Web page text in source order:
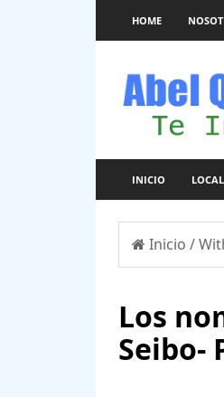
HOME
INICIO
Inicio /
Los
Seibo-